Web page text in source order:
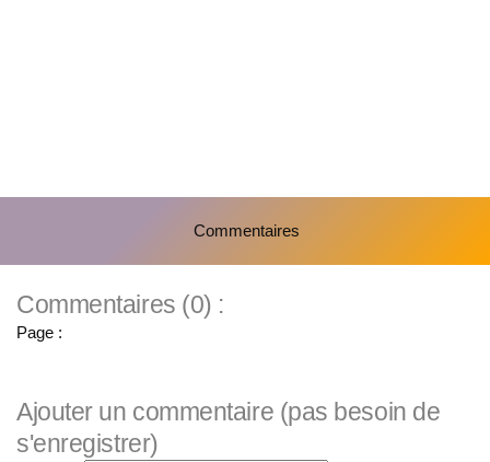
Commentaires
Commentaires (0) :
Page :
Ajouter un commentaire (pas besoin de
s'enregistrer)